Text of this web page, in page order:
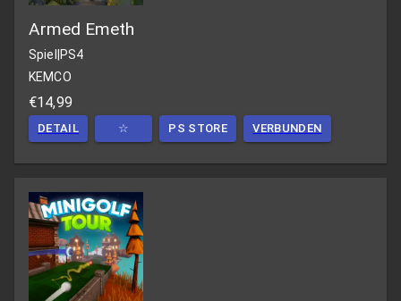
Armed Emeth
Spiel
PS4
KEMCO
€14,99
DETAIL ☆ PS STORE VERBUNDEN